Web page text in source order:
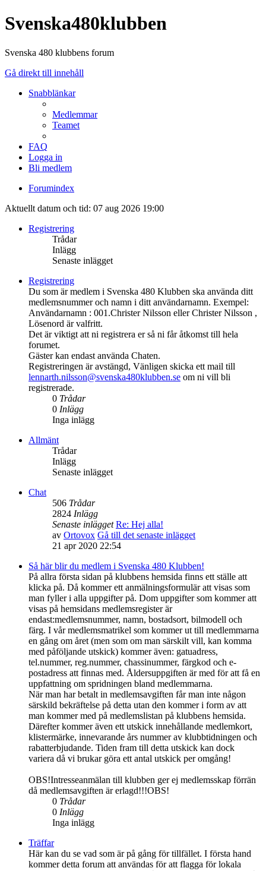
Svenska480klubben
Svenska 480 klubbens forum
Gå direkt till innehåll
Snabblänkar
Medlemmar
Teamet
FAQ
Logga in
Bli medlem
Forumindex
Aktuellt datum och tid: 07 aug 2026 19:00
Registrering
Trådar
Inlägg
Senaste inlägget
Registrering
Du som är medlem i Svenska 480 Klubben ska använda ditt
medlemsnummer och namn i ditt användarnamn. Exempel:
Användarnamn : 001.Christer Nilsson eller Christer Nilsson ,
Lösenord är valfritt.
Det är viktigt att ni registrera er så ni får åtkomst till hela
forumet.
Gäster kan endast använda Chaten.
Registreringen är avstängd, Vänligen skicka ett mail till
lennarth.nilsson@svenska480klubben.se om ni vill bli
registrerade.
0 Trådar
0 Inlägg
Inga inlägg
Allmänt
Trådar
Inlägg
Senaste inlägget
Chat
506 Trådar
2824 Inlägg
Senaste inlägget Re: Hej alla!
av Ortovox Gå till det senaste inlägget
21 apr 2020 22:54
Så här blir du medlem i Svenska 480 Klubben!
På allra första sidan på klubbens hemsida finns ett ställe att
klicka på. Då kommer ett anmälningsformulär att visas som
man fyller i alla uppgifter på. Dom uppgifter som kommer att
visas på hemsidans medlemsregister är
endast:medlemsnummer, namn, bostadsort, bilmodell och
färg. I vår medlemsmatrikel som kommer ut till medlemmarna
en gång om året (men som om man särskilt vill, kan komma
med påföljande utskick) kommer även: gatuadress,
tel.nummer, reg.nummer, chassinummer, färgkod och e-
postadress att finnas med. Åldersuppgiften är med för att få en
uppfattning om spridningen bland medlemmarna.
När man har betalt in medlemsavgiften får man inte någon
särskild bekräftelse på detta utan den kommer i form av att
man kommer med på medlemslistan på klubbens hemsida.
Därefter kommer även ett utskick innehållande medlemkort,
klistermärke, innevarande års nummer av klubbtidningen och
rabatterbjudande. Tiden fram till detta utskick kan dock
variera då vi brukar göra ett antal utskick per omgång!
OBS!Intresseanmälan till klubben ger ej medlemsskap förrän
då medlemsavgiften är erlagd!!!OBS!
0 Trådar
0 Inlägg
Inga inlägg
Träffar
Här kan du se vad som är på gång för tillfället. I första hand
kommer detta forum att användas för att flagga för lokala